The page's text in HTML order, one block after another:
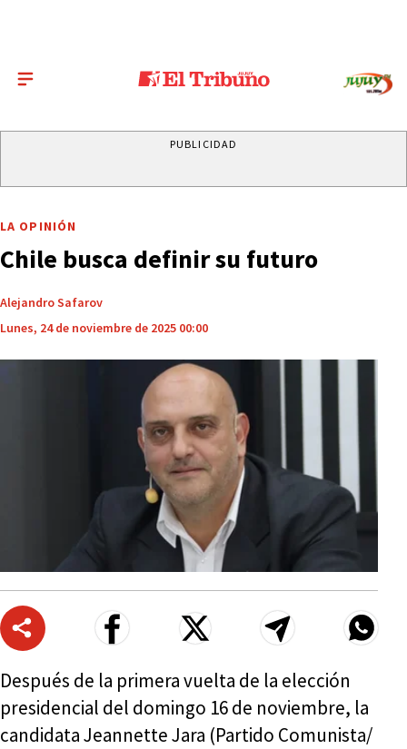
PUBLICIDAD
LA OPINIÓN
Chile busca definir su futuro
Alejandro Safarov
Lunes, 24 de noviembre de 2025 00:00
Después de la primera vuelta de la elección
presidencial del domingo 16 de noviembre, la
candidata Jeannette Jara (Partido Comunista/